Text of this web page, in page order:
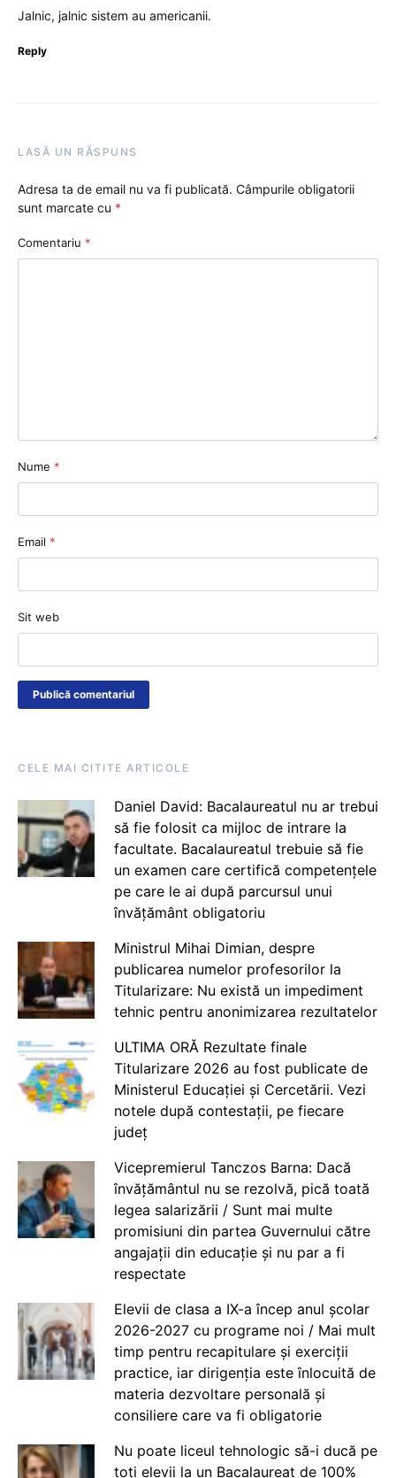
Jalnic, jalnic sistem au americanii.
Reply
LASĂ UN RĂSPUNS
Adresa ta de email nu va fi publicată. Câmpurile obligatorii
sunt marcate cu *
Comentariu *
Nume *
Email *
Sit web
CELE MAI CITITE ARTICOLE
Daniel David: Bacalaureatul nu ar trebui
să fie folosit ca mijloc de intrare la
facultate. Bacalaureatul trebuie să fie
un examen care certifică competențele
pe care le ai după parcursul unui
învățământ obligatoriu
Ministrul Mihai Dimian, despre
publicarea numelor profesorilor la
Titularizare: Nu există un impediment
tehnic pentru anonimizarea rezultatelor
ULTIMA ORĂ Rezultate finale
Titularizare 2026 au fost publicate de
Ministerul Educației și Cercetării. Vezi
notele după contestații, pe fiecare
județ
Vicepremierul Tanczos Barna: Dacă
învățământul nu se rezolvă, pică toată
legea salarizării / Sunt mai multe
promisiuni din partea Guvernului către
angajații din educație și nu par a fi
respectate
Elevii de clasa a IX-a încep anul școlar
2026-2027 cu programe noi / Mai mult
timp pentru recapitulare și exerciții
practice, iar dirigenția este înlocuită de
materia dezvoltare personală și
consiliere care va fi obligatorie
Nu poate liceul tehnologic să-i ducă pe
toți elevii la un Bacalaureat de 100%